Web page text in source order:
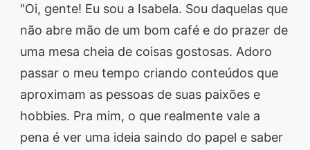
"Oi, gente! Eu sou a Isabela. Sou daquelas que
não abre mão de um bom café e do prazer de
uma mesa cheia de coisas gostosas. Adoro
passar o meu tempo criando conteúdos que
aproximam as pessoas de suas paixões e
hobbies. Pra mim, o que realmente vale a
pena é ver uma ideia saindo do papel e saber